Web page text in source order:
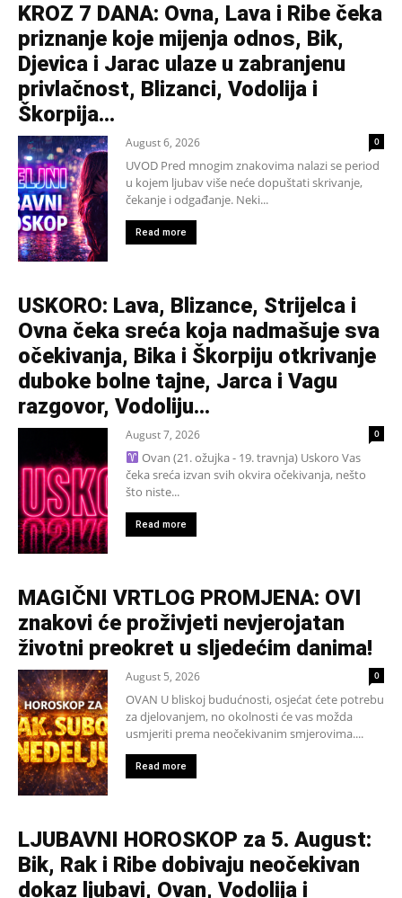
KROZ 7 DANA: Ovna, Lava i Ribe čeka
priznanje koje mijenja odnos, Bik,
Djevica i Jarac ulaze u zabranjenu
privlačnost, Blizanci, Vodolija i
Škorpija...
August 6, 2026 0
UVOD Pred mnogim znakovima nalazi se period
u kojem ljubav više neće dopuštati skrivanje,
čekanje i odgađanje. Neki...
Read more
USKORO: Lava, Blizance, Strijelca i
Ovna čeka sreća koja nadmašuje sva
očekivanja, Bika i Škorpiju otkrivanje
duboke bolne tajne, Jarca i Vagu
razgovor, Vodoliju...
August 7, 2026 0
Ovan (21. ožujka - 19. travnja) Uskoro Vas
čeka sreća izvan svih okvira očekivanja, nešto
što niste...
Read more
MAGIČNI VRTLOG PROMJENA: OVI
znakovi će proživjeti nevjerojatan
životni preokret u sljedećim danima!
August 5, 2026 0
OVAN U bliskoj budućnosti, osjećat ćete potrebu
za djelovanjem, no okolnosti će vas možda
usmjeriti prema neočekivanim smjerovima....
Read more
LJUBAVNI HOROSKOP za 5. August:
Bik, Rak i Ribe dobivaju neočekivan
dokaz ljubavi, Ovan, Vodolija i